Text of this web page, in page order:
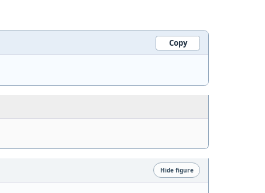
Copy
Hide figure